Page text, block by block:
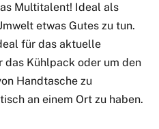
Multitalent! Ideal als
etwas Gutes zu tun.
für das aktuelle
Kühlpack oder um den
Handtasche zu
an einem Ort zu haben.